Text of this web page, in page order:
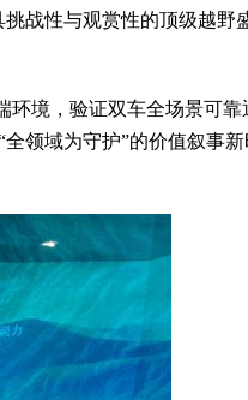
战性与观赏性的顶级越野
环境，验证双车全场景可靠
领域为守护”的价值叙事新